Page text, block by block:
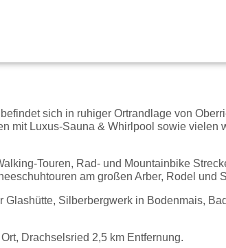
sich in ruhiger Ortrandlage von
mit Luxus-Sauna & Whirlpool sowie vielen
Touren, Rad- und Mountainbike
am großen Arber, Rodel und
Glashütte, Silberbergwerk in Bodenmais,
Drachselsried 2,5 km Entfernung.